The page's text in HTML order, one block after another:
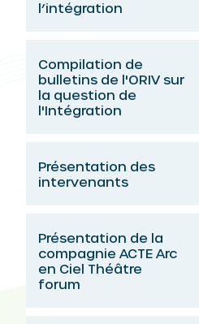
l’intégration
Compilation de
bulletins de l'ORIV sur
la question de
l'Intégration
Présentation des
intervenants
Présentation de la
compagnie ACTE Arc
en Ciel Théâtre
forum